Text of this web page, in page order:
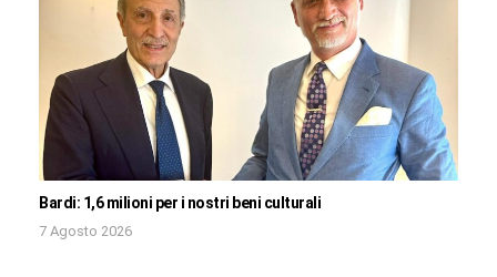
Bardi: 1,6 milioni per i nostri beni culturali
7 Agosto 2026